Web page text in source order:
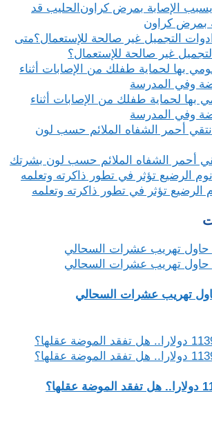
الحليب قد
بمرض كراون
متى
غير صالحة للإستعمال؟
بها لحماية طفلك من الإصابات أثناء
وفي المدرسة
أحمر الشفاه الملائم حسب لون بشرتك
تؤثر في تطور ذاكرته وتعلمه
تهريب عشرات السحالي